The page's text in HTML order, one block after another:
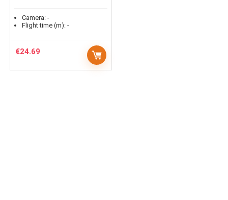
Camera: -
Flight time (m): -
€24.69